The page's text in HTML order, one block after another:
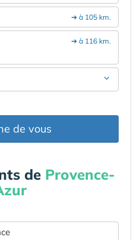
➔ à 105 km.
➔ à 116 km.
de vous
de Provence-